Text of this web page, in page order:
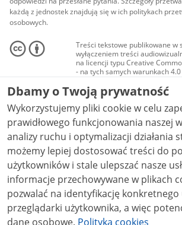
każdą z jednostek znajdują się w ich politykach
osobowych.
Treści tekstowe publikowane w
wyłączeniem treści
na licencji typu Creative
- na tych samych warunkach 4.0
Materiały audiowizualne, w
audio i wideo, są udostępniane
Creative Commons: uznanie
niekomercyjne - bez utworów
NC-ND 4.0), o ile nie jest to
Dbamy o Twoją prywatność
Wykorzystujemy pliki cookie w celu
prawidłowego funkcjonowania naszej
analizy ruchu i optymalizacji działania strony.
możemy lepiej dostosować treści do
użytkowników i stale ulepszać nasze usługi.
informacje przechowywane w plikach
pozwalać na identyfikację
przeglądarki użytkownika, a więc
dane osobowe. Polityka cookies